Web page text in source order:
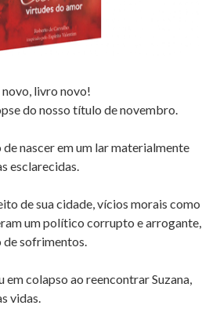
livro novo!
do nosso título de novembro.
nascer em um lar materialmente
esclarecidas.
de sua cidade, vícios morais como
um político corrupto e arrogante,
de sofrimentos.
em colapso ao reencontrar Suzana,
vidas.